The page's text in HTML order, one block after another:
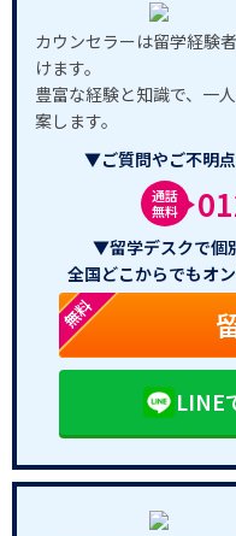
カウンセラーは留学経験
けます。
豊富な経験と知識で、一
案します。
▼ご質問やご不明点
通話
無料
▼留学デスクで個
全国どこからでもオ
無料
LINE